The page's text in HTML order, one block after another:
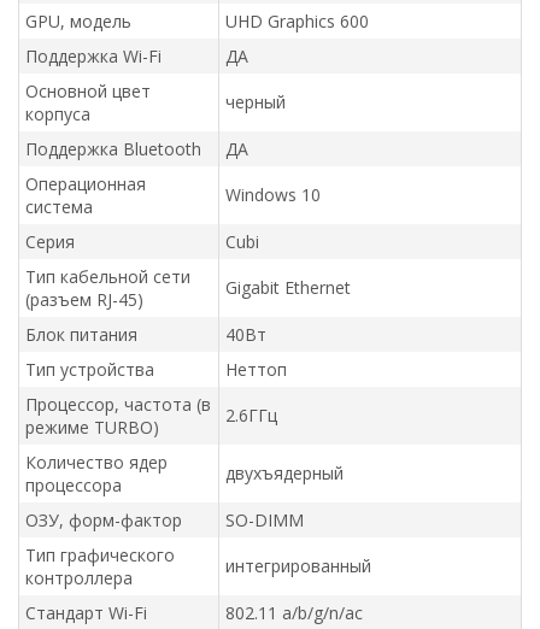
GPU, модель
UHD Graphics 600
Поддержка Wi-Fi
ДА
Основной цвет
корпуса
черный
Поддержка Bluetooth
ДА
Операционная
система
Windows 10
Серия
Cubi
Тип кабельной сети
(разъем RJ-45)
Gigabit Ethernet
Блок питания
40Вт
Тип устройства
Неттоп
Процессор, частота (в
режиме TURBO)
2.6ГГц
Количество ядер
процессора
двухъядерный
ОЗУ, форм-фактор
SO-DIMM
Тип графического
контроллера
интегрированный
Стандарт Wi-Fi
802.11 a/b/g/n/ac